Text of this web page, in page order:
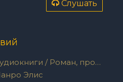
Слушать
/ Роман, проза
Элис